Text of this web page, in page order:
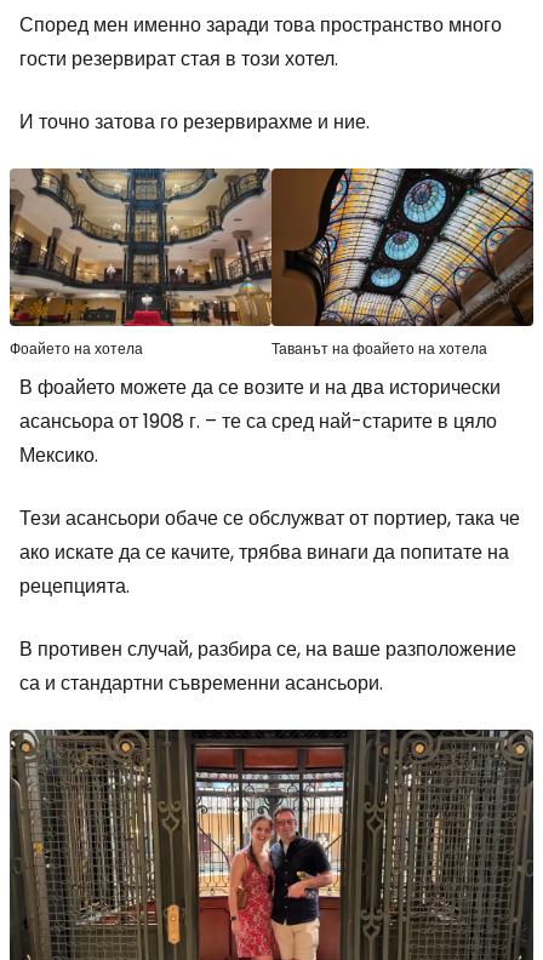
Според мен именно заради това пространство много
гости резервират стая в този хотел.
И точно затова го резервирахме и ние.
Фоайето на хотела Таванът на фоайето на хотела
В фоайето можете да се возите и на два исторически
асансьора от 1908 г. – те са сред най-старите в цяло
Мексико.
Тези асансьори обаче се обслужват от портиер, така че
ако искате да се качите, трябва винаги да попитате на
рецепцията.
В противен случай, разбира се, на ваше разположение
са и стандартни съвременни асансьори.